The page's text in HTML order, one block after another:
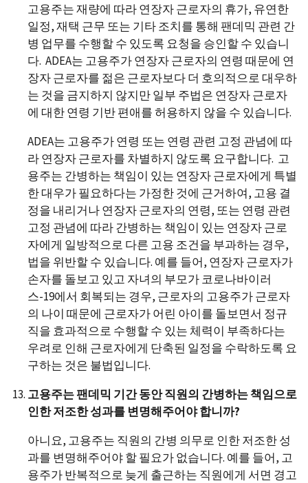
고용주는 재량에 따라 연장자 근로자의 휴가, 유연한
일정, 재택 근무 또는 기타 조치를 통해 팬데믹 관련 간
병 업무를 수행할 수 있도록 요청을 승인할 수 있습니
다. ADEA는 고용주가 연장자 근로자의 연령 때문에 연
장자 근로자를 젊은 근로자보다 더 호의적으로 대우하
는 것을 금지하지 않지만 일부 주법은 연장자 근로자
에 대한 연령 기반 편애를 허용하지 않을 수 있습니다.
ADEA는 고용주가 연령 또는 연령 관련 고정 관념에 따
라 연장자 근로자를 차별하지 않도록 요구합니다. 고
용주는 간병하는 책임이 있는 연장자 근로자에게 특별
한 대우가 필요하다는 가정한 것에 근거하여, 고용 결
정을 내리거나 연장자 근로자의 연령, 또는 연령 관련
고정 관념에 따라 간병하는 책임이 있는 연장자 근로
자에게 일방적으로 다른 고용 조건을 부과하는 경우,
법을 위반할 수 있습니다. 예를 들어, 연장자 근로자가
손자를 돌보고 있고 자녀의 부모가 코로나바이러
스-19에서 회복되는 경우, 근로자의 고용주가 근로자
의 나이 때문에 근로자가 어린 아이를 돌보면서 정규
직을 효과적으로 수행할 수 있는 체력이 부족하다는
우려로 인해 근로자에게 단축된 일정을 수락하도록 요
구하는 것은 불법입니다.
고용주는 팬데믹 기간 동안 직원의 간병하는 책임으로
인한 저조한 성과를 변명해주어야 합니까?
아니요, 고용주는 직원의 간병 의무로 인한 저조한 성
과를 변명해주어야 할 필요가 없습니다. 예를 들어, 고
용주가 반복적으로 늦게 출근하는 직원에게 서면 경고